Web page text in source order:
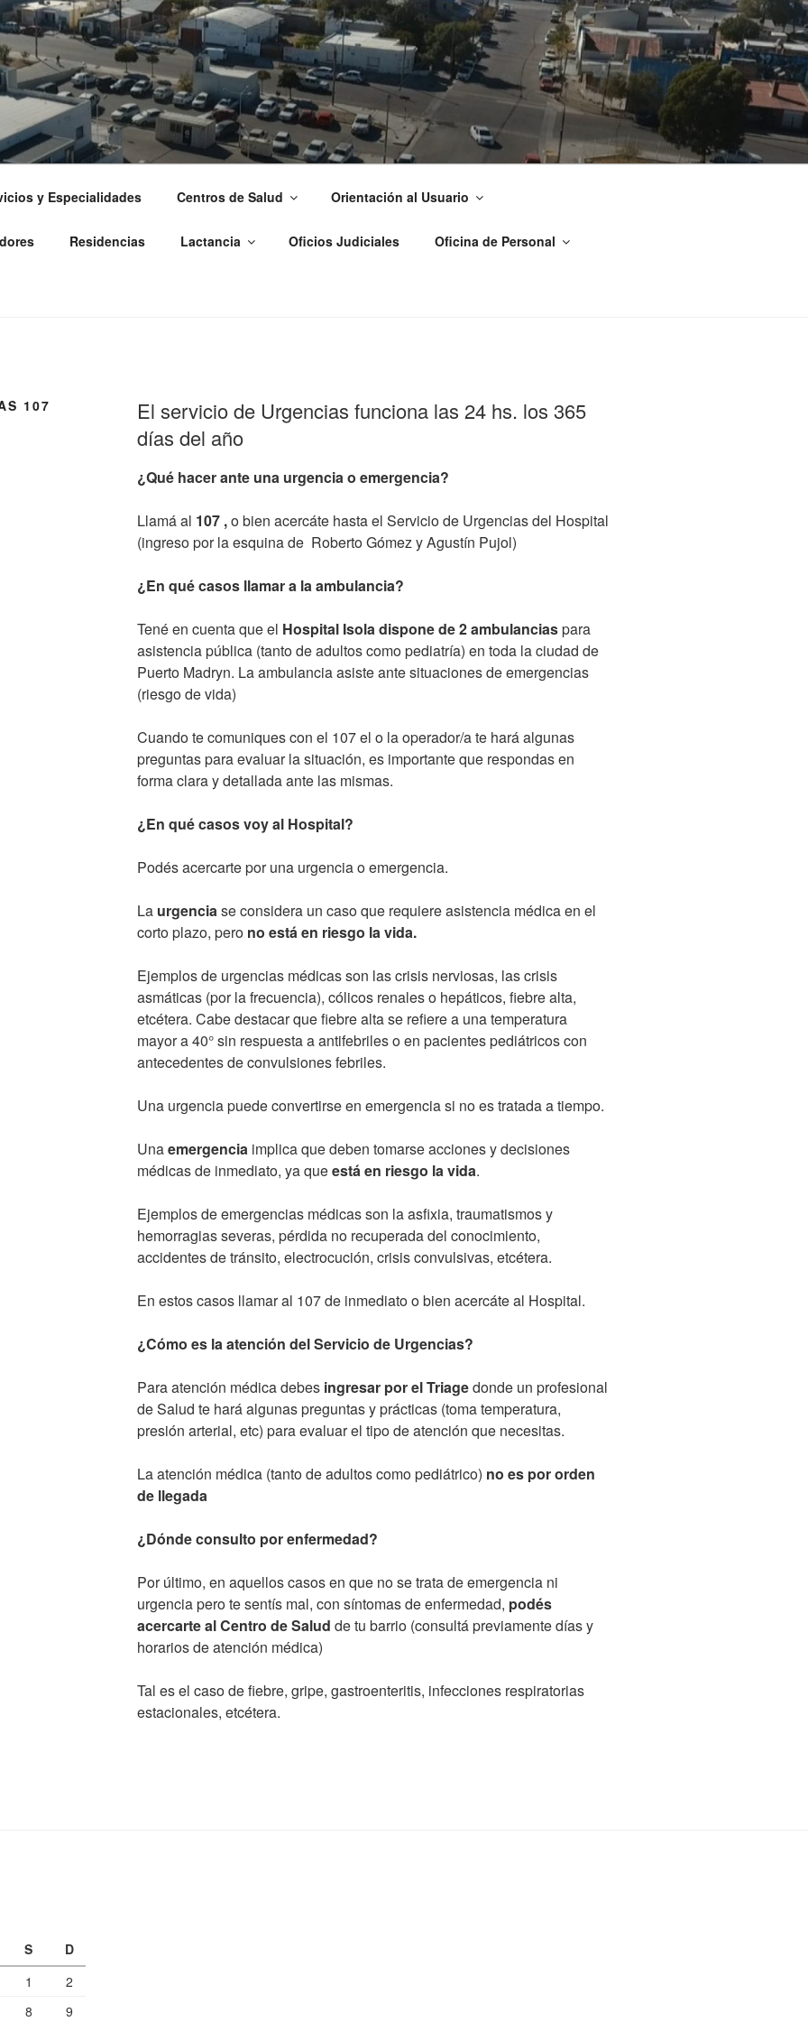
DE PUERTO MADRYN
y Especialidades Centros de Salud Orientación al Usuario
Residencias Lactancia Oficios Judiciales Oficina de Personal
107
El servicio de Urgencias funciona las 24 hs. los 365
días del año
¿Qué hacer ante una urgencia o emergencia?
Llamá al 107 ,o bien acercáte hasta el Servicio de Urgencias del Hospital
(ingreso por la esquina de Roberto Gómez y Agustín Pujol)
¿En qué casos llamar a la ambulancia?
Tené en cuenta que el Hospital Isola dispone de 2 ambulanciaspara
asistencia pública (tanto de adultos como pediatría) en toda la ciudad de
Puerto Madryn. La ambulancia asiste ante situaciones de emergencias
(riesgo de vida)
Cuando te comuniques con el 107 el o la operador/a te hará algunas
preguntas para evaluar la situación, es importante que respondas en
forma clara y detallada ante las mismas.
¿En qué casos voy al Hospital?
Podés acercarte por una urgencia o emergencia.
La urgencia se considera un caso que requiere asistencia médica en el
corto plazo, pero no está en riesgo la vida.
Ejemplos de urgencias médicas son las crisis nerviosas, las crisis
asmáticas (por la frecuencia), cólicos renales o hepáticos, fiebre alta,
etcétera. Cabe destacar que fiebre alta se refiere a una temperatura
mayor a 40° sin respuesta a antifebriles o en pacientes pediátricos con
antecedentes de convulsiones febriles.
Una urgencia puede convertirse en emergencia si no es tratada a tiempo.
Unaemergencia implica que deben tomarse acciones y decisiones
médicas de inmediato, ya queestá en riesgo la vida.
Ejemplos de emergencias médicas son la asfixia, traumatismos y
hemorragias severas, pérdida no recuperada del conocimiento,
accidentes de tránsito, electrocución, crisis convulsivas, etcétera.
En estos casos llamar al 107 de inmediato o bien acercáte al Hospital.
¿Cómo es la atención del Servicio de Urgencias?
Para atención médica debes ingresar por el Triagedonde un profesional
de Salud te hará algunas preguntas y prácticas (toma temperatura,
presión arterial, etc) para evaluar el tipo de atención que necesitas.
La atención médica (tanto de adultos como pediátrico) no es por orden
de llegada
¿Dónde consulto por enfermedad?
Por último, en aquellos casos en que no se trata de emergencia ni
urgencia pero te sentís mal, con síntomas de enfermedad, podés
acercarte al Centro de Salud de tu barrio (consultá previamente días y
horarios de atención médica)
Tal es el caso de fiebre, gripe, gastroenteritis, infecciones respiratorias
estacionales, etcétera.
S
D
1
2
8 9